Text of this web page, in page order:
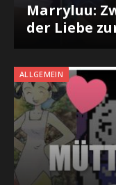
Marryluu:
der Liebe
ALLGEMEIN